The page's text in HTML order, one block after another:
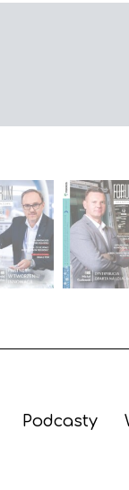
Podcasty